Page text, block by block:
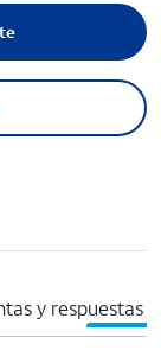
y respuestas